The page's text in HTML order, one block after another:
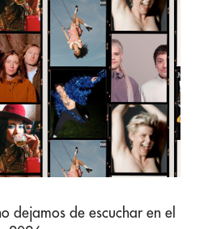
dejamos de escuchar en el